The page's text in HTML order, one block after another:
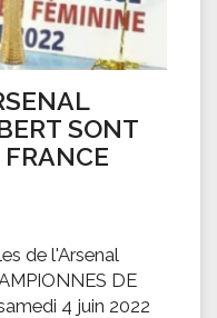
SONT
de l'Arsenal
DE
4 juin 2022